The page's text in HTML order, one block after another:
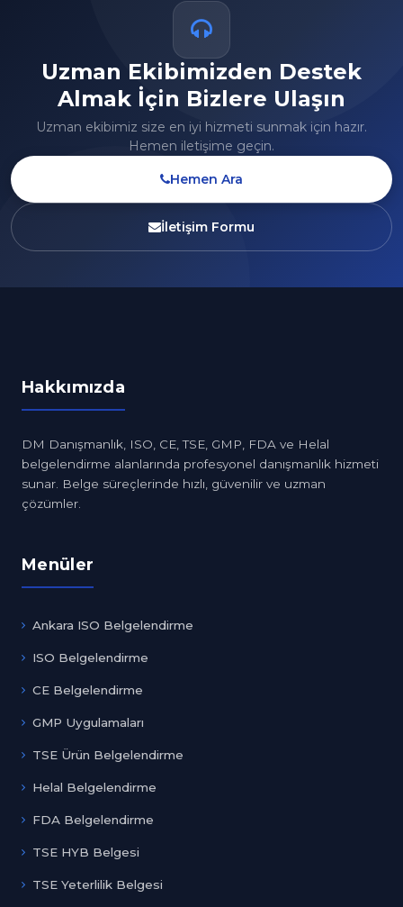
Uzman Ekibimizden Destek
Almak İçin Bizlere Ulaşın
Uzman ekibimiz size en iyi hizmeti sunmak için hazır.
Hemen iletişime geçin.
Hemen Ara
İletişim Formu
Hakkımızda
DM Danışmanlık, ISO, CE, TSE, GMP, FDA ve Helal
belgelendirme alanlarında profesyonel danışmanlık hizmeti
sunar. Belge süreçlerinde hızlı, güvenilir ve uzman
çözümler.
Menüler
Ankara ISO Belgelendirme
ISO Belgelendirme
CE Belgelendirme
GMP Uygulamaları
TSE Ürün Belgelendirme
Helal Belgelendirme
FDA Belgelendirme
TSE HYB Belgesi
TSE Yeterlilik Belgesi